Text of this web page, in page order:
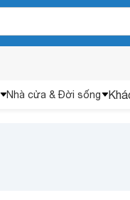
Nhà cửa & Đời sống